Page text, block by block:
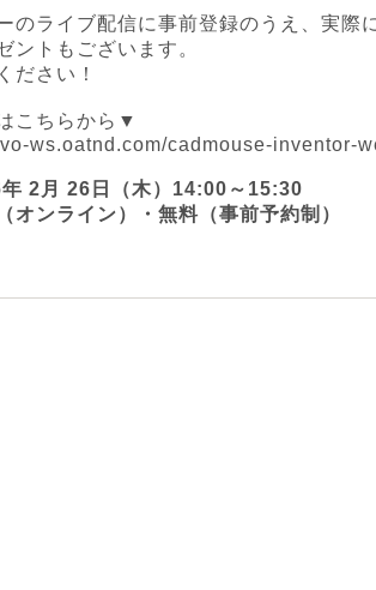
のライブ配信に事前登録のうえ、実際
ントもございます。
ださい！
こちらから▼
ws.oatnd.com/cadmouse-inventor-
2月 26日（木） 14:00～15:30
オンライン）・無料（事前予約制）